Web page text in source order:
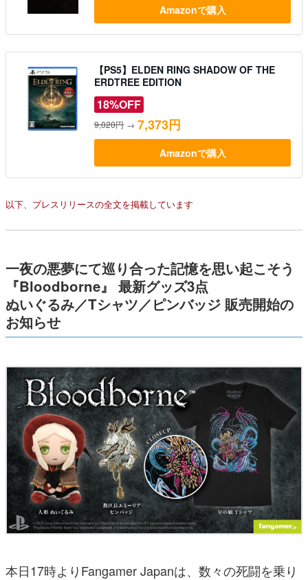
Amazonで購入
【PS5】ELDEN RING SHADOW OF THE
ERDTREE EDITION
18%OFF
9,020円 → 7,373円
Amazonで購入
以下、プレスリリースの全文を掲載しています
一夜の悪夢にて巡り合った記憶を思い起こそう
『Bloodborne』 最新グッズ3点
ぬいぐるみ／Tシャツ／ピンバッジ 販売開始の
お知らせ
本日17時よりFangamer Japanは、数々の死闘を乗り